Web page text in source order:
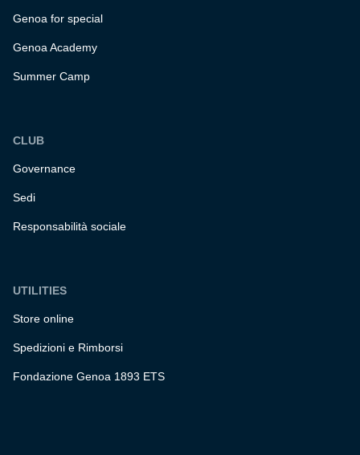
Genoa for special
Genoa Academy
Summer Camp
CLUB
Governance
Sedi
Responsabilità sociale
UTILITIES
Store online
Spedizioni e Rimborsi
Fondazione Genoa 1893 ETS